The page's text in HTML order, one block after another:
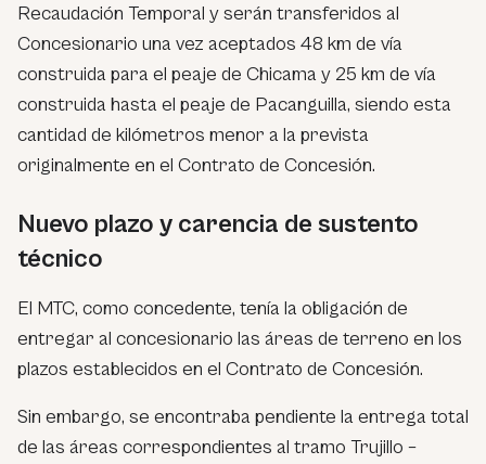
Recaudación Temporal y serán transferidos al
Concesionario una vez aceptados 48 km de vía
construida para el peaje de Chicama y 25 km de vía
construida hasta el peaje de Pacanguilla, siendo esta
cantidad de kilómetros menor a la prevista
originalmente en el Contrato de Concesión.
Nuevo plazo y carencia de sustento
técnico
El MTC, como concedente, tenía la obligación de
entregar al concesionario las áreas de terreno en los
plazos establecidos en el Contrato de Concesión.
Sin embargo, se encontraba pendiente la entrega total
de las áreas correspondientes al tramo Trujillo –